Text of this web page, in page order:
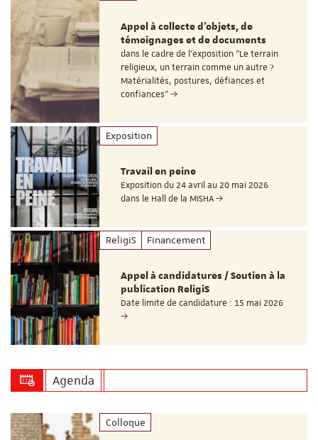
Appel à collecte d'objets, de
témoignages et de documents
dans le cadre de l'exposition "Le terrain
religieux, un terrain comme un autre ?
Matérialités, postures, défiances et
confiances"
Exposition
Travail en peine
Exposition du 24 avril au 20 mai 2026
dans le Hall de la MISHA
ReligiS Financement
Appel à candidatures / Soutien à la
publication ReligiS
Date limite de candidature : 15 mai 2026
Agenda
Colloque